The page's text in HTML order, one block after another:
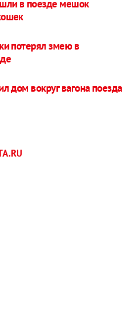
в поезде мешок
потерял змею в
дом вокруг вагона поезда